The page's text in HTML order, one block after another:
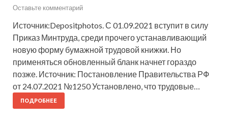
Оставьте комментарий
Источник:Depositphotos. С 01.09.2021 вступит в силу
Приказ Минтруда, среди прочего устанавливающий
новую форму бумажной трудовой книжки. Но
применяться обновленный бланк начнет гораздо
позже. Источник: Постановление Правительства РФ
от 24.07.2021 №1250 Установлено, что трудовые…
ПОДРОБНЕЕ